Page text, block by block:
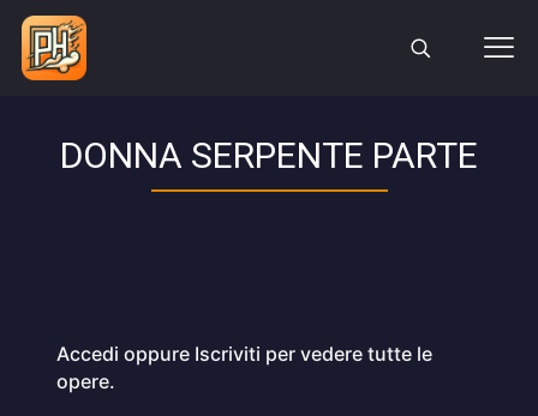
DONNA SERPENTE PARTE
Accedi oppure Iscriviti per vedere tutte le
opere.